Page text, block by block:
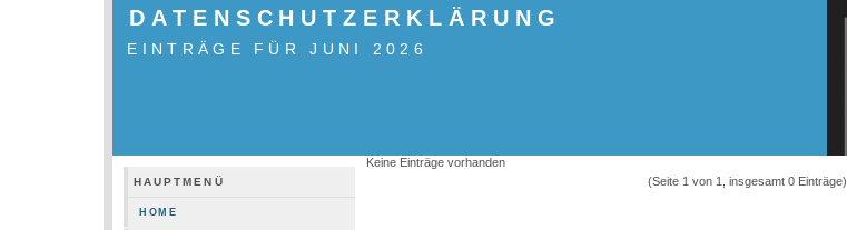
DATENSCHUTZERKLÄRUNG
EINTRÄGE FÜR JUNI 2026
HAUPTMENÜ
HOME
Keine Einträge vorhanden
(Seite 1 von 1, insgesamt 0 Einträge)